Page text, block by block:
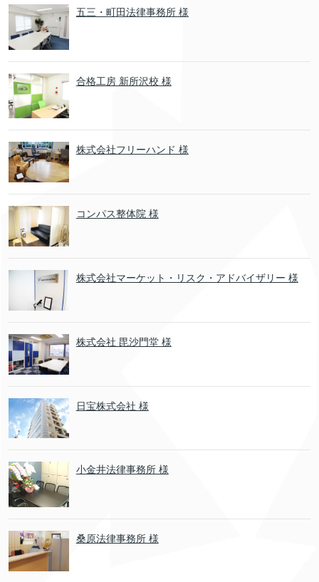
五三・町田法律事務所 様
合格工房 新所沢校 様
株式会社フリーハンド 様
コンパス整体院 様
株式会社マーケット・リスク・アドバイザリー 様
株式会社 毘沙門堂 様
日宝株式会社 様
小金井法律事務所 様
桑原法律事務所 様